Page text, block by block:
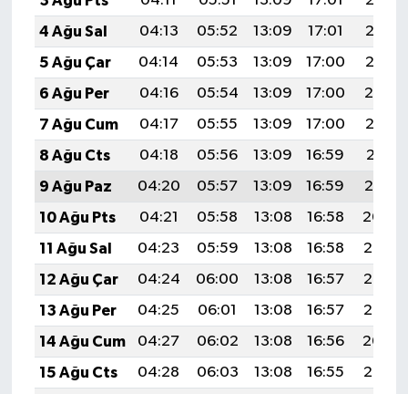
4 Ağu Sal
04:13 05:52 13:09 17:01
20:16
5 Ağu Çar
04:14 05:53 13:09 17:00
20:15
6 Ağu Per
04:16 05:54 13:09 17:00
20:14
7 Ağu Cum
04:17 05:55 13:09 17:00
20:12
8 Ağu Cts
04:18 05:56 13:09 16:59
20:11
9 Ağu Paz
04:20 05:57 13:09 16:59
20:10
10 Ağu Pts
04:21 05:58 13:08 16:58
20:09
11 Ağu Sal
04:23 05:59 13:08 16:58
20:08
12 Ağu Çar
04:24 06:00 13:08 16:57
20:06
13 Ağu Per
04:25 06:01 13:08 16:57
20:05
14 Ağu Cum
04:27 06:02 13:08 16:56
20:04
15 Ağu Cts
04:28 06:03 13:08 16:55
20:02